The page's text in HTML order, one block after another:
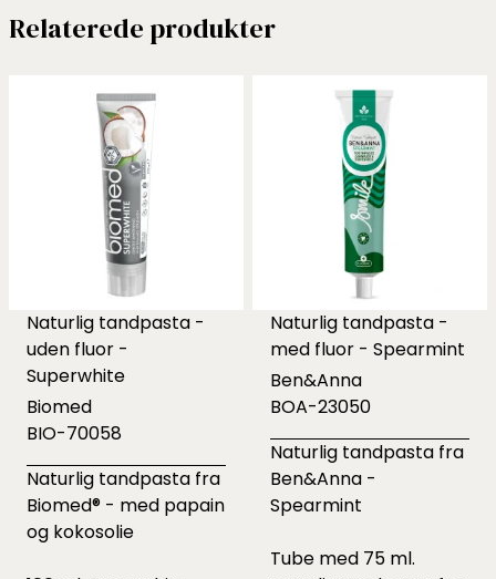
Relaterede produkter
Naturlig tandpasta -
uden fluor -
Superwhite
Biomed
BIO-70058
Naturlig tandpasta fra
Biomed® - med papain
og kokosolie
Naturlig tandpasta -
med fluor - Spearmint
Ben&Anna
BOA-23050
Naturlig tandpasta fra
Ben&Anna -
Spearmint
Tube med 75 ml.